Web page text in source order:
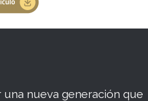
nueva generación que